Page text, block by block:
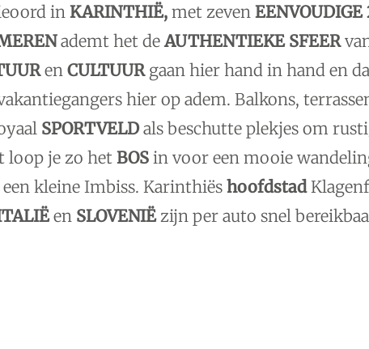
in KARINTHIË,met zeven EENVOUDIGE
ademt het de AUTHENTIEKE SFEER
en CULTUURgaan hier hand in hand en
hier op adem. Balkons,
SPORTVELDals beschutte plekjes om
loop je zo het BOS in voor een mooie
kleine Imbiss. Karinthiës hoofdstad
en SLOVENIËzijn per auto snel